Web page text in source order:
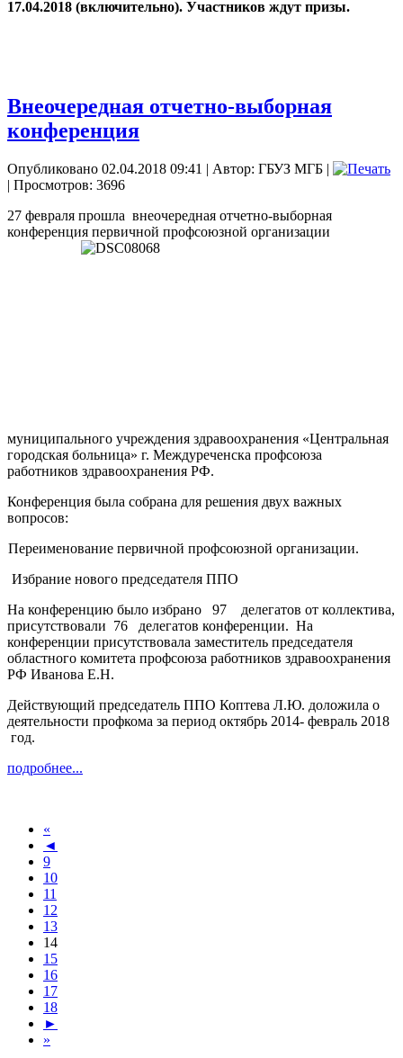
17.04.2018 (включительно). Участников ждут призы.
Внеочередная отчетно-выборная
конференция
Опубликовано 02.04.2018 09:41 | Автор: ГБУЗ МГБ |
| Просмотров: 3696
27 февраля прошла внеочередная отчетно-выборная
конференция первичной профсоюзной организации
муниципального учреждения здравоохранения «Центральная
городская больница» г. Междуреченска профсоюза
работников здравоохранения РФ.
Конференция была собрана для решения двух важных
вопросов:
Переименование первичной профсоюзной организации.
Избрание нового председателя ППО
На конференцию было избрано
97
делегатов от коллектива,
присутствовали 76 делегатов конференции. На
конференции присутствовала заместитель председателя
областного комитета профсоюза работников здравоохранения
РФ Иванова Е.Н.
Действующий председатель ППО Коптева Л.Ю. доложила о
деятельности профкома за период октябрь 2014- февраль 2018
год.
подробнее...
«
◄
9
10
11
12
13
14
15
16
17
18
►
»